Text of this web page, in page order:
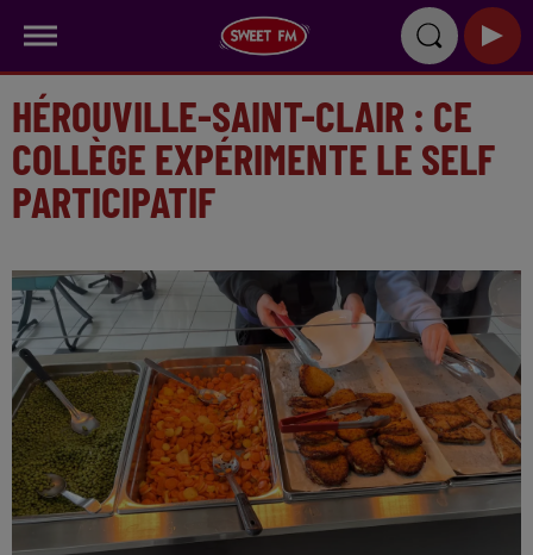
HÉROUVILLE-SAINT-CLAIR : CE
COLLÈGE EXPÉRIMENTE LE SELF
PARTICIPATIF